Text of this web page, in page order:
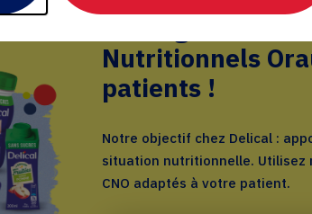
Un large choix
Nutritionnels
patients !
Notre objectif chez Delical :
situation nutritionnelle. Utilisez
CNO adaptés à votre patient.